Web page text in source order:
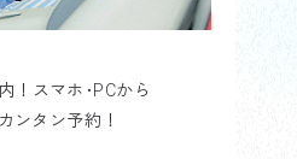
！スマホ･PCから
ンタン予約！